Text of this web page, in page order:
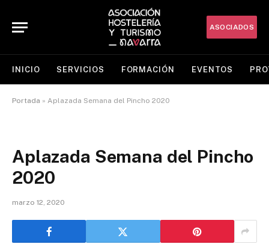
ASOCIADOS
INICIO SERVICIOS FORMACIÓN EVENTOS
Portada » Aplazada Semana del Pincho 2020
Aplazada Semana del Pincho
2020
marzo 12, 2020